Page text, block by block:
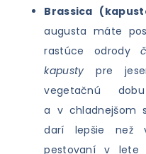
Brassica
augusta máte
rastúce odrody
kapusty pre
vegetačnú
a v chladnejšom
darí lepšie než
pestovaní v lete